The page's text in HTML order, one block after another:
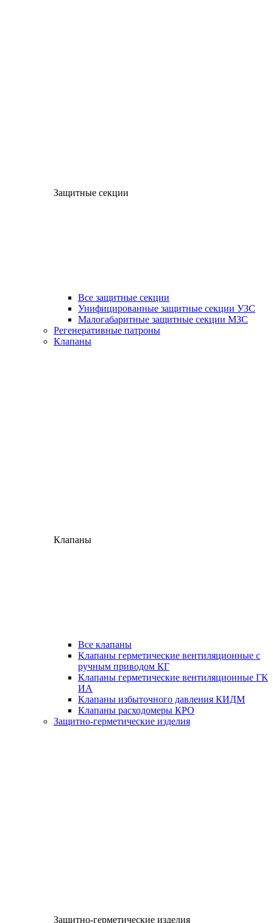
Защитные секции
Все защитные секции
Унифицированные защитные секции УЗС
Малогабаритные защитные секции МЗС
Регенеративные патроны
Клапаны
Клапаны
Все клапаны
Клапаны герметические вентиляционные с
ручным приводом КГ
Клапаны герметические вентиляционные ГК
ИА
Клапаны избыточного давления КИДМ
Клапаны расходомеры КРО
Защитно-герметические изделия
Защитно-герметические изделия